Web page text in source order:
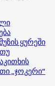
ყურეში
„ჯოკერი“